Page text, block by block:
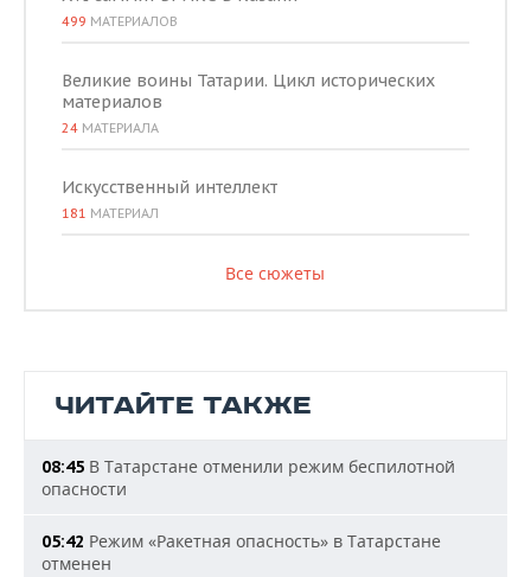
499 МАТЕРИАЛОВ
Великие воины Татарии. Цикл исторических
материалов
24 МАТЕРИАЛА
Искусственный интеллект
181 МАТЕРИАЛ
Все сюжеты
ЧИТАЙТЕ ТАКЖЕ
08:45 В Татарстане отменили режим беспилотной
опасности
05:42 Режим «Ракетная опасность» в Татарстане
отменен